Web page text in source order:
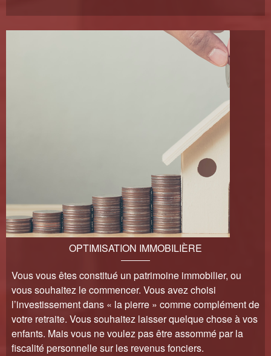
OPTIMISATION IMMOBILIÈRE
Vous vous êtes constitué un patrimoine immobilier, ou
vous souhaitez le commencer. Vous avez choisi
l’investissement dans « la pierre » comme complément de
votre retraite. Vous souhaitez laisser quelque chose à vos
enfants. Mais vous ne voulez pas être assommé par la
fiscalité personnelle sur les revenus fonciers.